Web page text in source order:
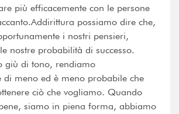
più efficacemente con le persone
possiamo dire che,
i nostri pensieri,
nostre probabilità di successo.
giù di tono, rendiamo
di meno ed è meno probabile che
ciò che vogliamo. Quando
siamo in piena forma, abbiamo